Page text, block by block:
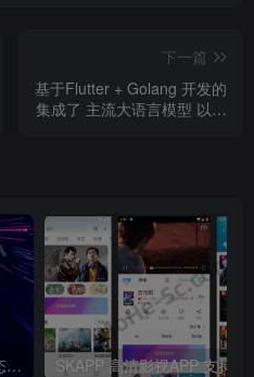
下一篇
基于Flutter + Golang 开发的
集成了 主流大语言模型 以及
Html + Three.js 超炫酷的静态个人页面/博客页面，支持pc和移动端自适应访问 [ 纯静态无后台 ]